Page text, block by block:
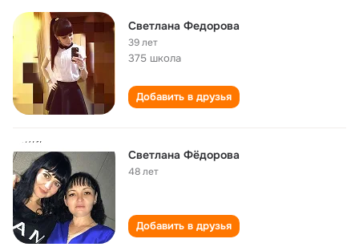
Светлана Федорова
39 лет
375 школа
Добавить в друзья
Светлана Фёдорова
48 лет
Добавить в друзья